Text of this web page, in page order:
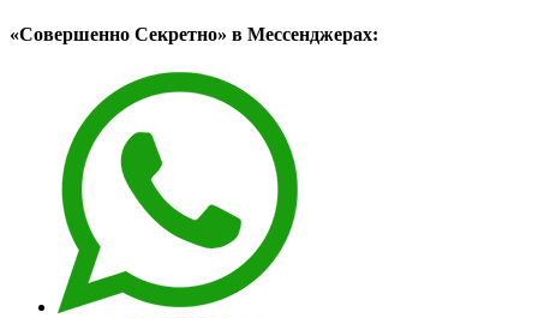
«Совершенно Секретно» в Мессенджерах: